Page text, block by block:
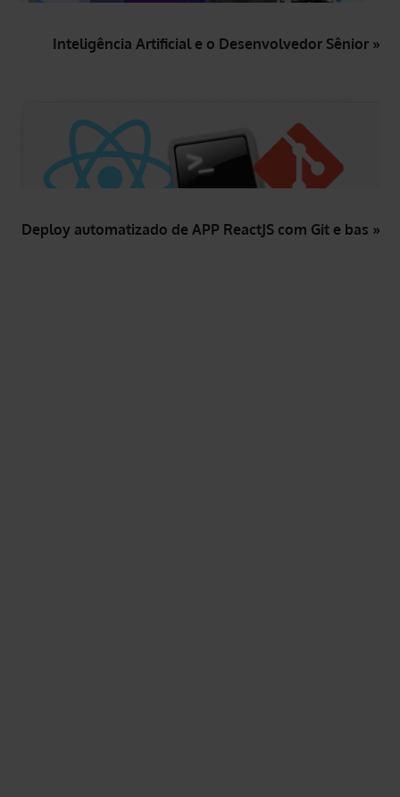
Inteligência Artificial e o Desenvolvedor Sênior »
Deploy automatizado de APP ReactJS com Git e bas »